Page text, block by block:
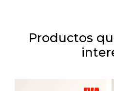
Productos